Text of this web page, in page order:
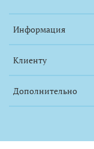
Информация
Клиенту
Дополнительно